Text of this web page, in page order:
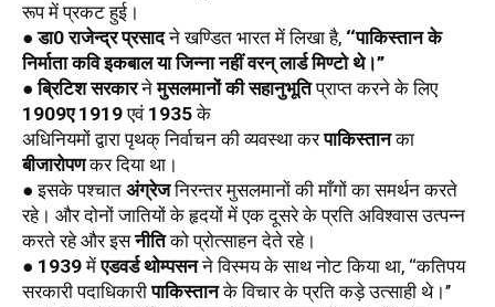
रूप में प्रकट हुई।
● डा0 राजेन्द्र प्रसाद ने खण्डित भारत में लिखा है, ‘‘पाकिस्तान के
निर्माता कवि इकबाल या जिन्ना नहीं वरन् लार्ड मिण्टो थे।’’
● ब्रिटिश सरकार ने मुसलमानों की सहानुभूति
प्राप्त करने के लिए
1909ए 1919 एवं 1935 के
अधिनियमों द्वारा पृथक् निर्वाचन की व्यवस्था कर पाकिस्तान
बीजारोपण कर दिया था।
● इसके पश्चात अंग्रेज निरन्तर मुसलमानों की माँगों का समर्थन करते
रहे। और दोनों जातियों के हृदयों में एक दूसरे के प्रति अविश्वास उत्पन्न
करते रहे और इस नीति को प्रोत्साहन देते रहे।
● 1939 में एडवर्ड थोम्पसन ने विस्मय के साथ नोट किया था, ‘‘कतिपय
सरकारी पदाधिकारी पाकिस्तान के विचार के प्रति कड़े उत्साही थे।’’